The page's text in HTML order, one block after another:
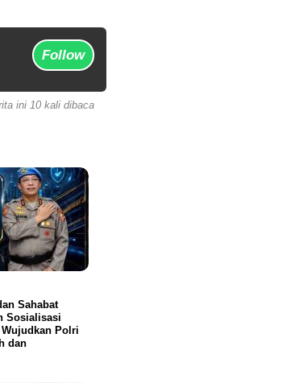
Follow
ini 10 kali dibaca
Sahabat
Sosialisasi
Wujudkan Polri
dan